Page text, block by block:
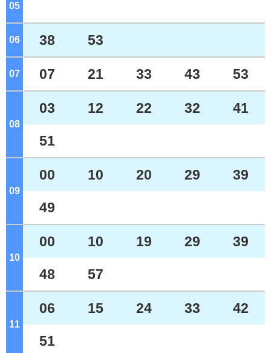
05
06 38 53
07 07 21 33 43 53
08 ジ
03 12 22 32 41
51
09 ジ
00 10 20 29 39
49
10 ジ
00 10 19 29 39
48 57
11 ジ
06 15 24 33 42
51